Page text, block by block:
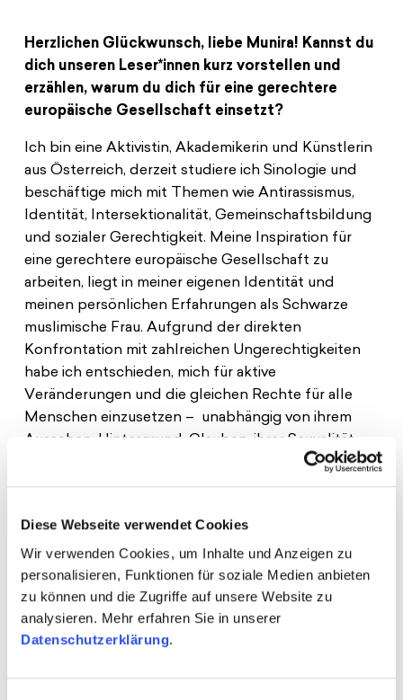
Diese Webseite verwendet Cookies
Wir verwenden Cookies, um Inhalte und Anzeigen zu
personalisieren, Funktionen für soziale Medien anbieten
zu können und die Zugriffe auf unsere Website zu
analysieren. Mehr erfahren Sie in unserer
Datenschutzerklärung.
Herzlichen Glückwunsch, liebe Munira! Kannst du
dich unseren Leser*innen kurz vorstellen und
erzählen, warum du dich für eine gerechtere
europäische Gesellschaft einsetzt?
Ich bin eine Aktivistin, Akademikerin und Künstlerin
aus Österreich, derzeit studiere ich Sinologie und
beschäftige mich mit Themen wie Antirassismus,
Identität, Intersektionalität, Gemeinschaftsbildung
und sozialer Gerechtigkeit. Meine Inspiration für
eine gerechtere europäische Gesellschaft zu
arbeiten, liegt in meiner eigenen Identität und
meinen persönlichen Erfahrungen als Schwarze
muslimische Frau. Aufgrund der direkten
Konfrontation mit zahlreichen Ungerechtigkeiten
habe ich entschieden, mich für aktive
Veränderungen und die gleichen Rechte für alle
Menschen einzusetzen – unabhängig von ihrem
Aussehen, Hintergrund, Glauben, ihrer Sexualität,
Behinderung oder anderen Identitätsmerkmalen.
bist du aktiv?
Ich versuche immer, mich an sehr verschiedenen
Initiativen, Projekten und Arbeiten zu beteiligen, die
Rassismus und Diskriminierung sowohl auf
nationaler als auch auf europäischer Ebene
bekämpfen. So habe ich zum Beispiel schon viele